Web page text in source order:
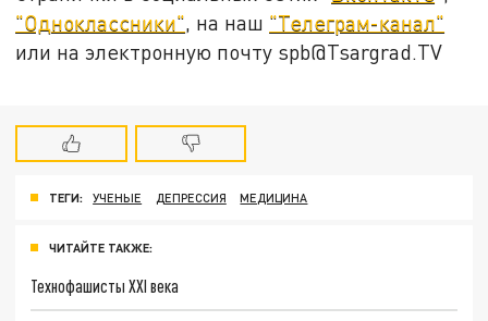
"Одноклассники" , на наш "Телеграм-канал"
или на электронную почту spb@Tsargrad.TV
ТЕГИ: УЧЕНЫЕ ДЕПРЕССИЯ МЕДИЦИНА
ЧИТАЙТЕ ТАКЖЕ:
Технофашисты XXI века